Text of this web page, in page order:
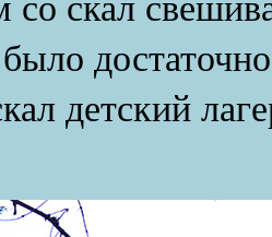
детский